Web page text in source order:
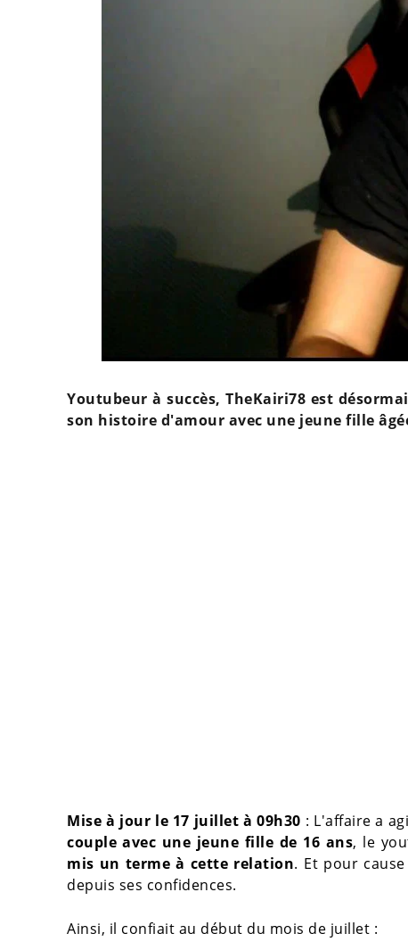
Youtubeur à succès, TheKairi78 est
son histoire d'amour avec une jeune fille
Mise à jour le 17 juillet à 09h30 : L'affaire a
couple avec une jeune fille de 16 ans, le
mis un terme à cette relation. Et pour
depuis ses confidences.
Ainsi, il confiait au début du mois de juillet :